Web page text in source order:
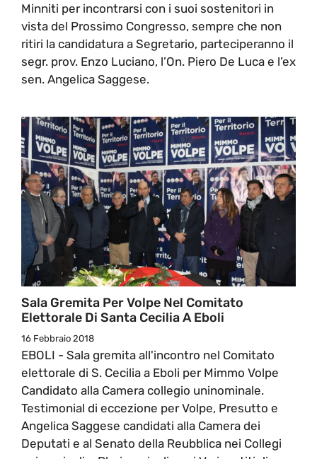
Minniti per incontrarsi con i suoi sostenitori in
vista del Prossimo Congresso, sempre che non
ritiri la candidatura a Segretario, parteciperanno il
segr. prov. Enzo Luciano, l’On. Piero De Luca e l’ex
sen. Angelica Saggese.
Sala Gremita Per Volpe Nel Comitato
Elettorale Di Santa Cecilia A Eboli
16 Febbraio 2018
EBOLI - Sala gremita all'incontro nel Comitato
elettorale di S. Cecilia a Eboli per Mimmo Volpe
Candidato alla Camera collegio uninominale.
Testimonial di eccezione per Volpe, Presutto e
Angelica Saggese candidati alla Camera dei
Deputati e al Senato della Reubblica nei Collegi